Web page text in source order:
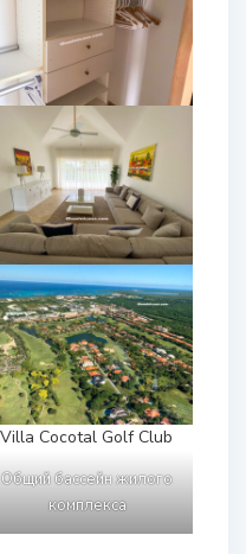
Общий бассейн жилого
комплекса